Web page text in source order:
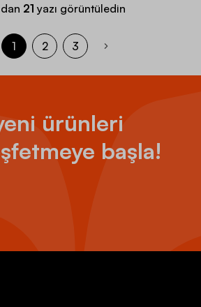
21 yazı görüntüledin
1 2 3
ürünleri
başla!